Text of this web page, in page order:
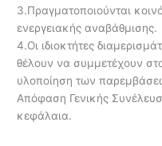
3.Πραγματοποιούνται
ενεργειακής αναβάθμισης.
4.Οι ιδιοκτήτες
θέλουν να συμμετέχουν
υλοποίηση των
Απόφαση Γενικής
κεφάλαια.